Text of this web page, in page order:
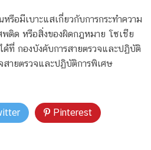
รือมีเบาะแสเกี่ยวกับการกระทำความ
พติด หรือสิ่งของผิดกฎหมาย โซเชีย
ด้ที่ กองบังคับการสายตรวจและปฏิบัติ
ายตรวจและปฏิบัติการพิเศษ
Pinterest